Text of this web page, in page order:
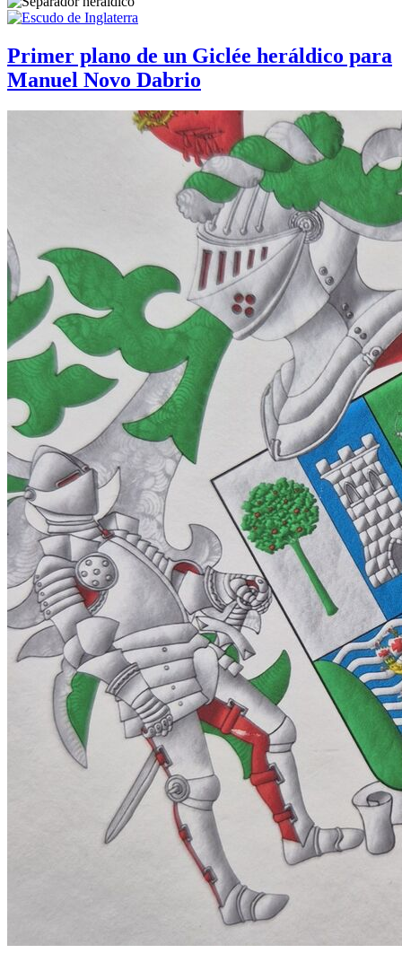
Primer plano de un Giclée heráldico para
Manuel Novo Dabrio